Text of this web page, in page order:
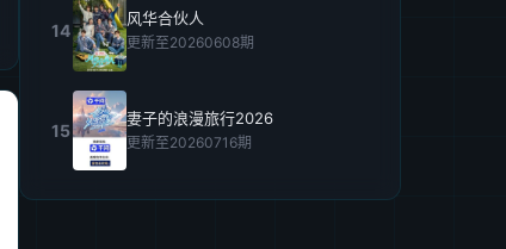
14
风华合伙人
更新至20260608期
15
妻子的浪漫旅行2026
更新至20260716期